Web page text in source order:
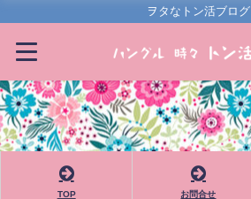
ヲタなトン活ブログ
TOP お問合せ